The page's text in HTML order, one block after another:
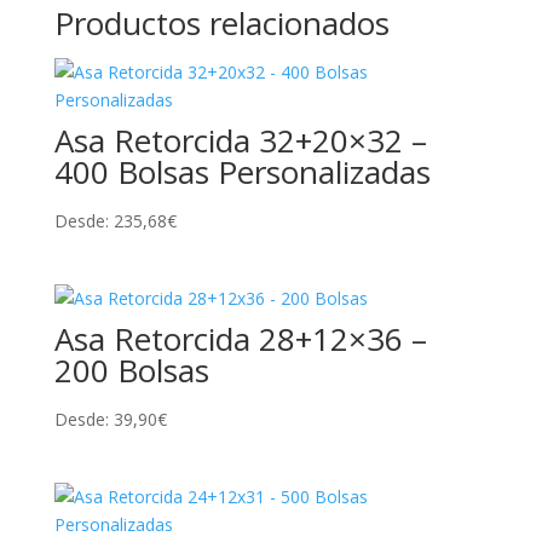
Productos relacionados
Asa Retorcida 32+20×32 –
400 Bolsas Personalizadas
Desde: 235,68€
Asa Retorcida 28+12×36 –
200 Bolsas
Desde: 39,90€